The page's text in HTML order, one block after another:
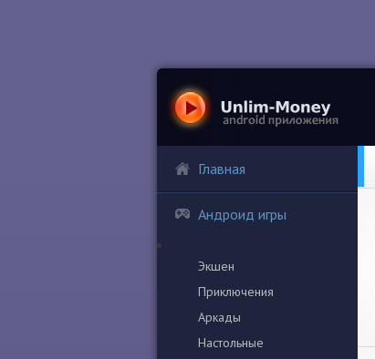
Главная
Андроид игры
Экшен
Приключения
Аркады
Настольные